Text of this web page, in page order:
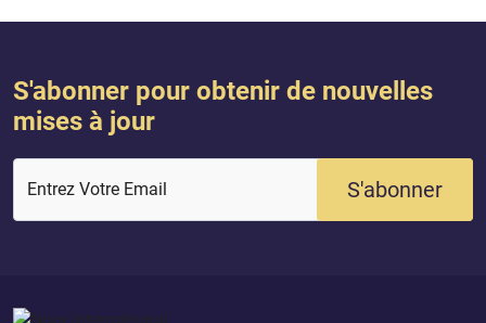
S'abonner pour obtenir de nouvelles
mises à jour
Entrez Votre Email S'abonner